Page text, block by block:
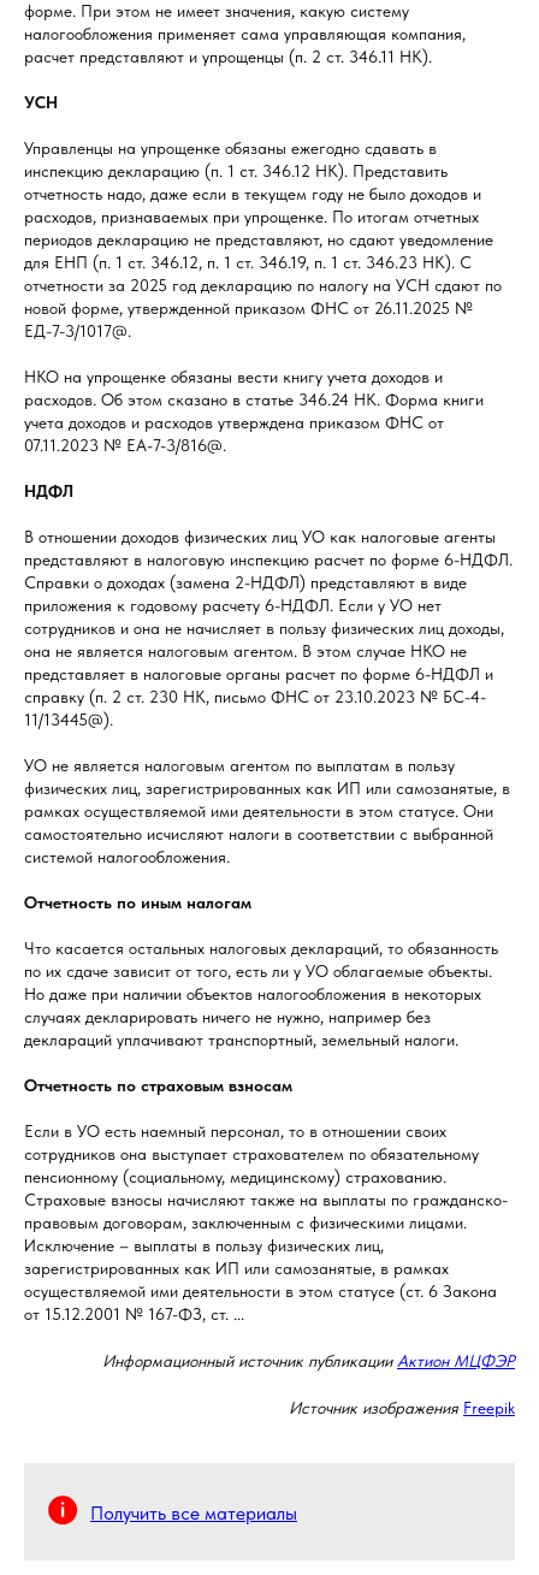
форме. При этом не имеет значения, какую систему
налогообложения применяет сама управляющая компания,
расчет представляют и упрощенцы (п. 2 ст. 346.11 НК).
УСН
Управленцы на упрощенке обязаны ежегодно сдавать в
инспекцию декларацию (п. 1 ст. 346.12 НК). Представить
отчетность надо, даже если в текущем году не было доходов и
расходов, признаваемых при упрощенке. По итогам отчетных
периодов декларацию не представляют, но сдают уведомление
для ЕНП (п. 1 ст. 346.12, п. 1 ст. 346.19, п. 1 ст. 346.23 НК). С
отчетности за 2025 год декларацию по налогу на УСН сдают по
новой форме, утвержденной приказом ФНС от 26.11.2025 №
ЕД-7-3/1017@.
НКО на упрощенке обязаны вести книгу учета доходов и
расходов. Об этом сказано в статье 346.24 НК. Форма книги
учета доходов и расходов утверждена приказом ФНС от
07.11.2023 № ЕА-7-3/816@.
НДФЛ
В отношении доходов физических лиц УО как налоговые агенты
представляют в налоговую инспекцию расчет по форме 6-НДФЛ.
Справки о доходах (замена 2-НДФЛ) представляют в виде
приложения к годовому расчету 6-НДФЛ. Если у УО нет
сотрудников и она не начисляет в пользу физических лиц доходы,
она не является налоговым агентом. В этом случае НКО не
представляет в налоговые органы расчет по форме 6-НДФЛ и
справку (п. 2 ст. 230 НК, письмо ФНС от 23.10.2023 № БС-4-
11/13445@).
УО не является налоговым агентом по выплатам в пользу
физических лиц, зарегистрированных как ИП или самозанятые, в
рамках осуществляемой ими деятельности в этом статусе. Они
самостоятельно исчисляют налоги в соответствии с выбранной
системой налогообложения.
Отчетность по иным налогам
Что касается остальных налоговых деклараций, то обязанность
по их сдаче зависит от того, есть ли у УО облагаемые объекты.
Но даже при наличии объектов налогообложения в некоторых
случаях декларировать ничего не нужно, например без
деклараций уплачивают транспортный, земельный налоги.
Отчетность по страховым взносам
Если в УО есть наемный персонал, то в отношении своих
сотрудников она выступает страхователем по обязательному
пенсионному (социальному, медицинскому) страхованию.
Страховые взносы начисляют также на выплаты по гражданско-
правовым договорам, заключенным с физическими лицами.
Исключение – выплаты в пользу физических лиц,
зарегистрированных как ИП или самозанятые, в рамках
осуществляемой ими деятельности в этом статусе (ст. 6 Закона
от 15.12.2001 № 167-ФЗ, ст. ...
Информационный источник публикации Актион МЦФЭР
Источник изображения Freepik
Получить все материалы